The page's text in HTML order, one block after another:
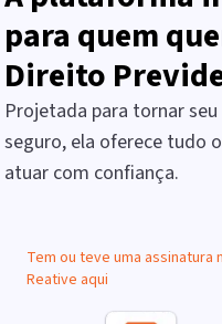
para quem
Direito
Projetada para tornar
seguro, ela oferece tudo
atuar com confiança.
Tem ou teve uma assinatura
Reative aqui